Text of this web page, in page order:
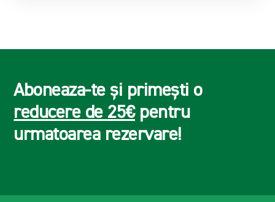
Aboneaza-te și primești o
reducere de 25€pentru
urmatoarea rezervare!